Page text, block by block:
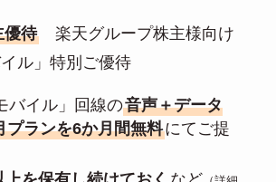
優待楽天グループ株主様向け
イル」特別ご優待
バイル」回線の音声＋データ
プランを6か月間無料にてご提